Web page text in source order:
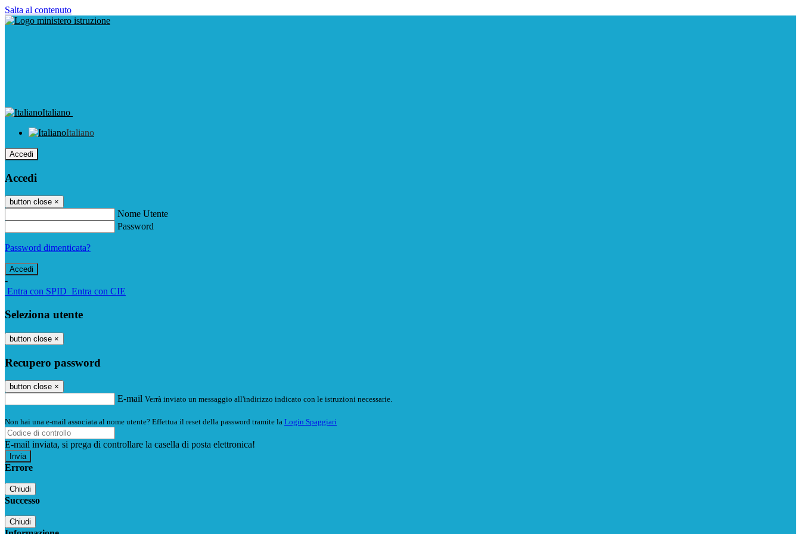
Salta al contenuto
Italiano
Italiano
Accedi
Accedi
button close ×
Nome Utente
Password
Password dimenticata?
-
Entra con SPID Entra con CIE
Seleziona utente
button close ×
Recupero password
button close ×
E-mail Verrà inviato un messaggio all'indirizzo indicato con le istruzioni necessarie.
Non hai una e-mail associata al nome utente? Effettua il reset della password tramite la Login Spaggiari
E-mail inviata, si prega di controllare la casella di posta elettronica!
Errore
Chiudi
Successo
Chiudi